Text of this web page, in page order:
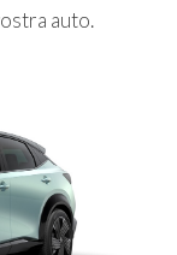
auto.